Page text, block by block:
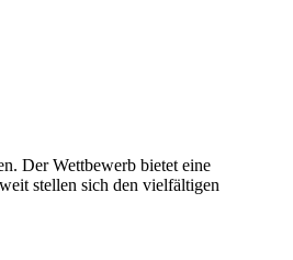
Der Wettbewerb bietet eine
stellen sich den vielfältigen